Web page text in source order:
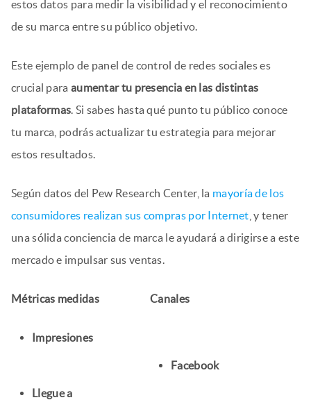
estos datos para medir la visibilidad y el reconocimiento
de su marca entre su público objetivo.
Este ejemplo de panel de control de redes sociales es
crucial para aumentar tu presencia en las distintas
plataformas. Si sabes hasta qué punto tu público conoce
tu marca, podrás actualizar tu estrategia para mejorar
estos resultados.
Según datos del Pew Research Center, la mayoría de los
consumidores realizan sus compras por Internet , y tener
una sólida conciencia de marca le ayudará a dirigirse a este
mercado e impulsar sus ventas.
Métricas medidas Canales
Impresiones
Llegue a
Facebook